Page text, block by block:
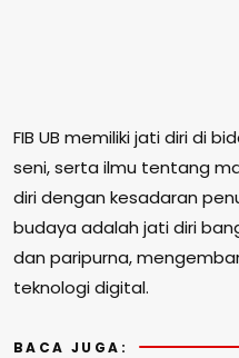
FIB UB memiliki jati diri di
seni, serta ilmu tentang
diri dengan kesadaran
budaya adalah jati diri
dan paripurna,
teknologi digital.
BACA JUGA: